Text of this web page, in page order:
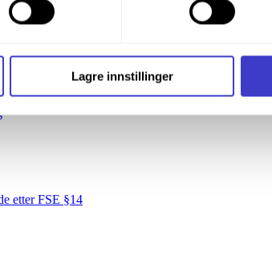
og annen teknologi, og
(Cookies)
Lagre innstillinger
og strekning med togmelding
i persontog
etter FSE §14